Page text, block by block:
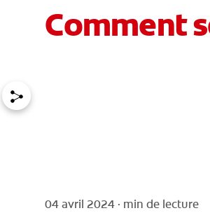
POUR LES PROFESSIONNELS CH
Comment
04 avril 2024 · min de lecture